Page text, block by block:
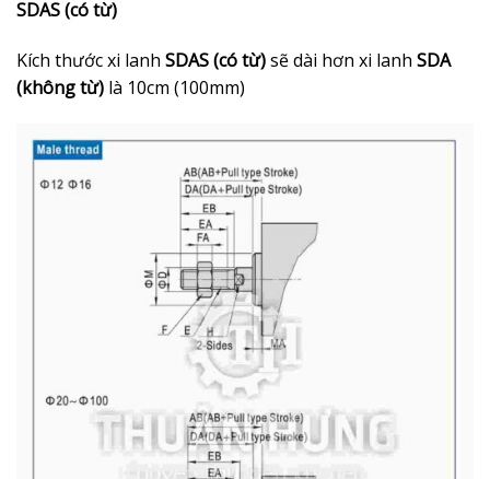
SDAS (có từ)
Kích thước xi lanh SDAS (có từ)sẽ dài hơn xi lanh SDA
(không từ) là 10cm (100mm)